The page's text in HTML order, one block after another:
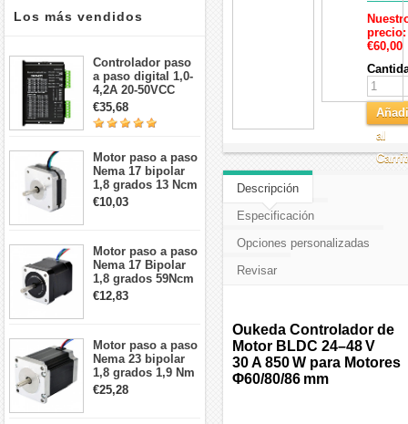
Los más vendidos
Controlador paso
a paso digital 1,0-
4,2A 20-50VCC
para motor paso a
paso Nema 17, 23,
24
€35,68
Motor paso a paso
Nema 17 bipolar
1,8 grados 13 Ncm
1A 3,5 V
42x42x20mm 4
€10,03
Motor paso a paso
Nema 17 Bipolar
1,8 grados 59Ncm
2A 42x48mm 4
cables compatible
€12,83
Motor paso a paso
Nema 23 bipolar
1,8 grados 1,9 Nm
2,8 A 3,2 V
57x57x76mm 4
€25,28
precio:
€60,00
al
Descripción
Especificación
Opciones personalizadas
Revisar
Oukeda Controlador de
Motor BLDC 24–48 V
30 A 850 W para Motores
Φ60/80/86 mm